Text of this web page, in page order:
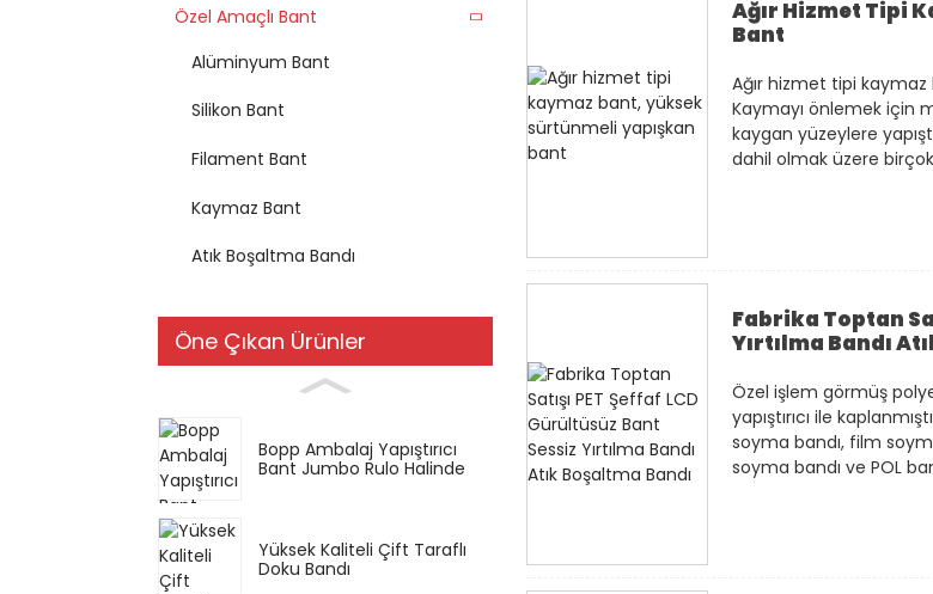
Özel Amaçlı Bant
Alüminyum Bant
Silikon Bant
Filament Bant
Kaymaz Bant
Atık Boşaltma Bandı
Öne Çıkan Ürünler
Bopp Ambalaj Yapıştırıcı
Bant Jumbo Rulo Halinde
Yüksek Kaliteli Çift Taraflı
Doku Bandı
Ağır Hizmet Tipi
Bant
Ağır hizmet tipi
Kaymayı önlemek için
kaygan yüzeylere
dahil olmak üzere
Fabrika Toptan
Yırtılma Bandı
Özel işlem görmüş
yapıştırıcı ile
soyma bandı, film
soyma bandı ve POL